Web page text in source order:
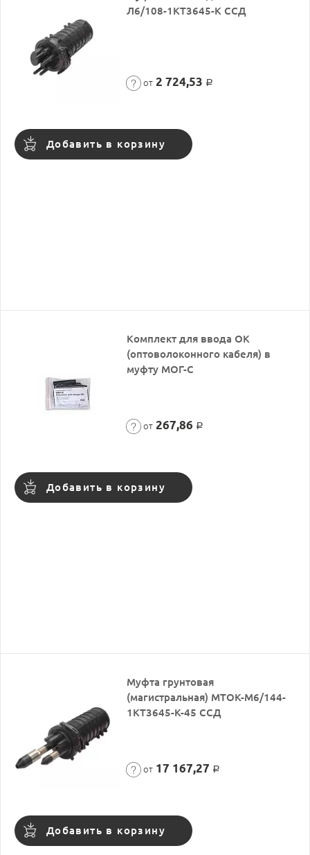
Л6/108-1КТ3645-К ССД
от 2 724,53 Р
Добавить в корзину
Комплект для ввода ОК
(оптоволоконного кабеля) в
муфту МОГ-С
от 267,86 Р
Добавить в корзину
Муфта грунтовая
(магистральная) МТОК-М6/144-
1КТ3645-К-45 ССД
от 17 167,27 Р
Добавить в корзину